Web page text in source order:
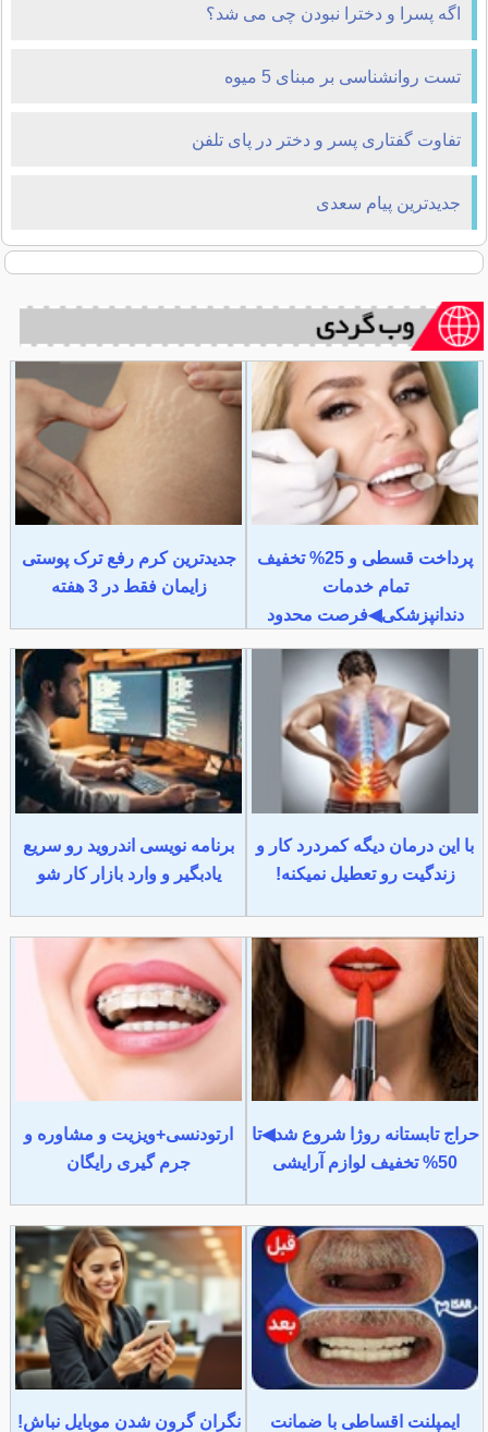
اگه پسرا و دخترا نبودن چی می شد؟
تست روانشناسی بر مبنای 5 میوه
تفاوت گفتاری پسر و دختر در پای تلفن
جدیدترین پیام سعدی
پرداخت قسطی و 25% تخفیف
تمام خدمات
دندانپزشکی◀فرصت محدود
جدیدترین کرم رفع ترک پوستی
زایمان فقط در 3 هفته
با این درمان دیگه کمردرد کار و
زندگیت رو تعطیل نمیکنه!
برنامه نویسی اندروید رو سریع
یادبگیر و وارد بازار کار شو
حراج تابستانه روژا شروع شد◀تا
50% تخفیف لوازم آرایشی
ارتودنسی+ویزیت و مشاوره و
جرم گیری رایگان
ایمپلنت اقساطی با ضمانت
نگران گرون شدن موبایل نباش!